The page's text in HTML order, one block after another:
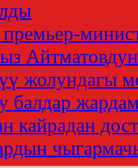
жолундагы
балдар
кайрадан